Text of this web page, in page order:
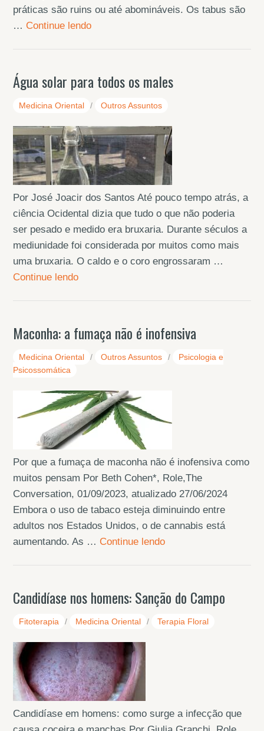
práticas são ruins ou até abomináveis. Os tabus são
… Continue lendo
Água solar para todos os males
Medicina Oriental / Outros Assuntos
Por José Joacir dos Santos Até pouco tempo atrás, a
ciência Ocidental dizia que tudo o que não poderia
ser pesado e medido era bruxaria. Durante séculos a
mediunidade foi considerada por muitos como mais
uma bruxaria. O caldo e o coro engrossaram …
Continue lendo
Maconha: a fumaça não é inofensiva
Medicina Oriental / Outros Assuntos /
Psicologia e
Psicossomática
Por que a fumaça de maconha não é inofensiva como
muitos pensam Por Beth Cohen*, Role,The
Conversation, 01/09/2023, atualizado 27/06/2024
Embora o uso de tabaco esteja diminuindo entre
adultos nos Estados Unidos, o de cannabis está
aumentando. As … Continue lendo
Candidíase nos homens: Sanção do Campo
Fitoterapia / Medicina Oriental / Terapia Floral
Candidíase em homens: como surge a infecção que